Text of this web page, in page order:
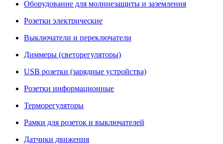
Оборудование для молниезащиты и заземления
Розетки электрические
Выключатели и переключатели
Диммеры (светорегуляторы)
USB розетки (зарядные устройства)
Розетки информационные
Терморегуляторы
Рамки для розеток и выключателей
Датчики движения